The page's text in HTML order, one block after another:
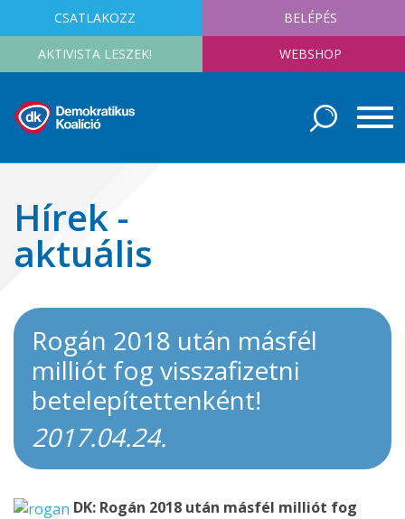
CSATLAKOZZ BELÉPÉS
AKTIVISTA LESZEK! WEBSHOP
Hírek -
aktuális
Rogán 2018 után másfél
milliót fog visszafizetni
betelepítettenként!
2017.04.24.
DK: Rogán 2018 után másfél milliót fog